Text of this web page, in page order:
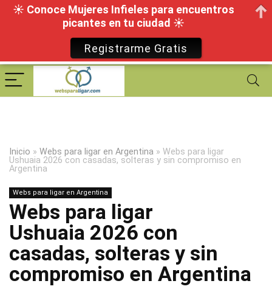
Inicio » Webs para ligar en Argentina » Webs para ligar
Ushuaia 2026 con casadas, solteras y sin compromiso en
Argentina
Webs para ligar en Argentina
Webs para ligar
Ushuaia 2026 con
casadas, solteras y sin
compromiso en Argentina
☀ Conoce Mujeres Infieles para encuentros
picantes en tu ciudad ☀
Registrarme Gratis